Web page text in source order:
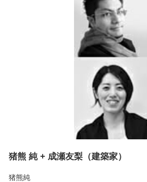
猪熊 純 + 成瀬友梨（建築家）
猪熊純